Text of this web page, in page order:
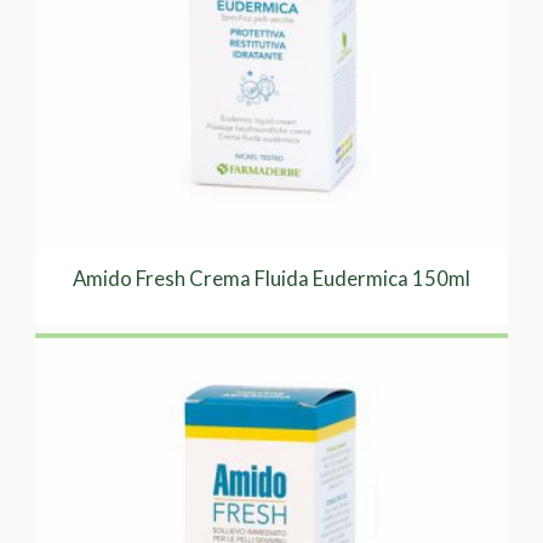
Amido Fresh Crema Fluida Eudermica 150ml